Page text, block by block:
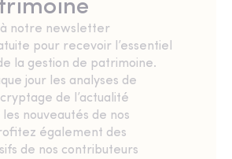
à notre newsletter
pour recevoir l’essentiel
la gestion de patrimoine.
jour les analyses de
de l’actualité
nouveautés de nos
également des
de nos contributeurs